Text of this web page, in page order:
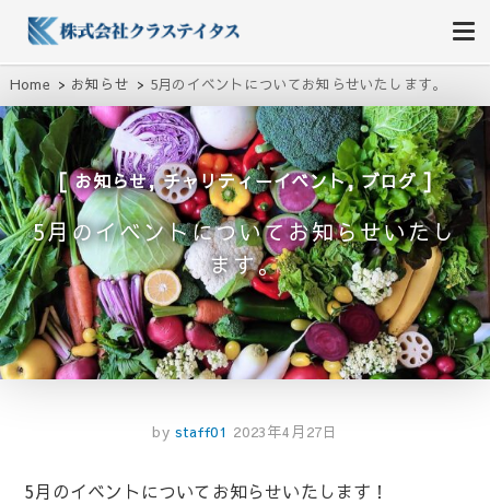
株式会社クラステイタス
地域のコミュニティーを大切にする企業
Home お知らせ 5月のイベントについてお知らせいたします。
お知らせ,チャリティーイベント,ブログ
5月のイベントについてお知らせいたし
ます。
by staff01 2023年4月27日
5月のイベントについてお知らせいたします！